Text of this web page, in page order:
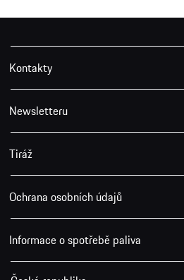
Kontakty
Newsletteru
Tiráž
Ochrana osobních údajů
Informace o spotřebě paliva